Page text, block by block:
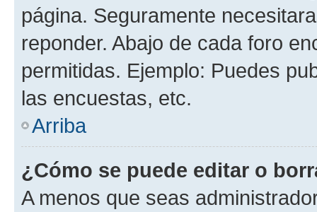
página. Seguramente
reponder. Abajo de cada foro
permitidas. Ejemplo: Puedes
las encuestas, etc.
Arriba
¿Cómo se puede editar o
A menos que seas